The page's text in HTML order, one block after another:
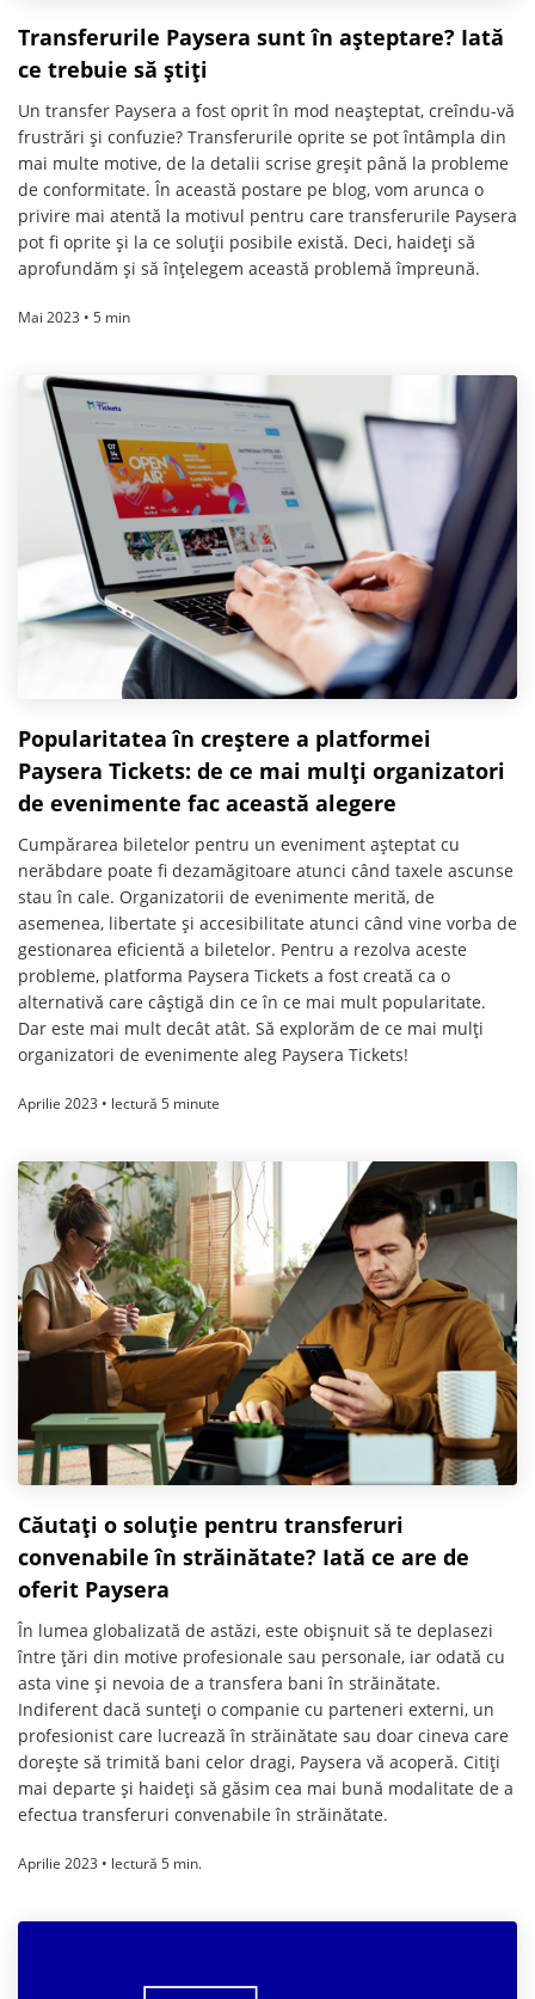
Transferurile Paysera sunt în așteptare? Iată
ce trebuie să știți
Un transfer Paysera a fost oprit în mod neașteptat, creîndu-vă
frustrări și confuzie? Transferurile oprite se pot întâmpla din
mai multe motive, de la detalii scrise greșit până la probleme
de conformitate. În această postare pe blog, vom arunca o
privire mai atentă la motivul pentru care transferurile Paysera
pot fi oprite și la ce soluții posibile există. Deci, haideți să
aprofundăm și să înțelegem această problemă împreună.
Mai 2023 • 5 min
Popularitatea în creștere a platformei
Paysera Tickets: de ce mai mulți organizatori
de evenimente fac această alegere
Cumpărarea biletelor pentru un eveniment așteptat cu
nerăbdare poate fi dezamăgitoare atunci când taxele ascunse
stau în cale. Organizatorii de evenimente merită, de
asemenea, libertate și accesibilitate atunci când vine vorba de
gestionarea eficientă a biletelor. Pentru a rezolva aceste
probleme, platforma Paysera Tickets a fost creată ca o
alternativă care câștigă din ce în ce mai mult popularitate.
Dar este mai mult decât atât. Să explorăm de ce mai mulți
organizatori de evenimente aleg Paysera Tickets!
Aprilie 2023 • lectură 5 minute
Căutați o soluție pentru transferuri
convenabile în străinătate? Iată ce are de
oferit Paysera
În lumea globalizată de astăzi, este obișnuit să te deplasezi
între țări din motive profesionale sau personale, iar odată cu
asta vine și nevoia de a transfera bani în străinătate.
Indiferent dacă sunteți o companie cu parteneri externi, un
profesionist care lucrează în străinătate sau doar cineva care
dorește să trimită bani celor dragi, Paysera vă acoperă. Citiți
mai departe și haideți să găsim cea mai bună modalitate de a
efectua transferuri convenabile în străinătate.
Aprilie 2023 • lectură 5 min.